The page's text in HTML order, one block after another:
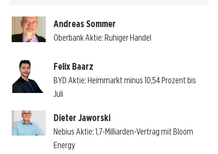
Andreas Sommer
Oberbank Aktie: Ruhiger Handel
Felix Baarz
BYD Aktie: Heimmarkt minus 10,54 Prozent bis
Juli
Dieter Jaworski
Nebius Aktie: 1,7-Milliarden-Vertrag mit Bloom
Energy